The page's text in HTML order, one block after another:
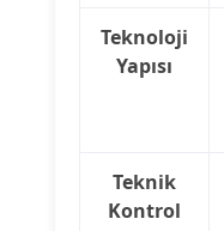
Teknoloji
Yapısı
Teknik
Kontrol